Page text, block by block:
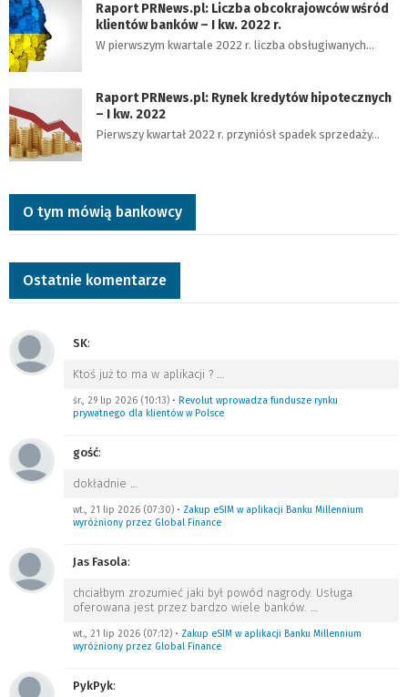
Raport PRNews.pl: Liczba obcokrajowców wśród
klientów banków – I kw. 2022 r.
W pierwszym kwartale 2022 r. liczba obsługiwanych…
Raport PRNews.pl: Rynek kredytów hipotecznych
– I kw. 2022
Pierwszy kwartał 2022 r. przyniósł spadek sprzedaży…
O tym mówią bankowcy
Ostatnie komentarze
SK:
Ktoś już to ma w aplikacji ? …
śr., 29 lip 2026 (10:13) • Revolut wprowadza fundusze rynku
prywatnego dla klientów w Polsce
gość:
dokładnie …
wt., 21 lip 2026 (07:30) • Zakup eSIM w aplikacji Banku Millennium
wyróżniony przez Global Finance
Jas Fasola:
chciałbym zrozumieć jaki był powód nagrody. Usługa
oferowana jest przez bardzo wiele banków. …
wt., 21 lip 2026 (07:12) • Zakup eSIM w aplikacji Banku Millennium
wyróżniony przez Global Finance
PykPyk: